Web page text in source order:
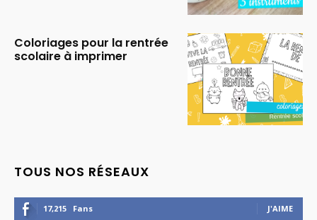
Coloriages pour la rentrée
scolaire à imprimer
TOUS NOS RÉSEAUX
17,215 Fans J'AIME